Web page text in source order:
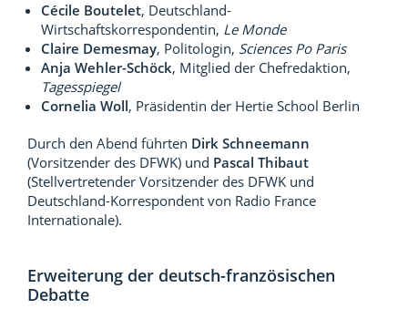
Cécile Boutelet, Deutschland-
Wirtschaftskorrespondentin, Le Monde
Claire Demesmay, Politologin, Sciences Po Paris
Anja Wehler-Schöck, Mitglied der Chefredaktion,
Tagesspiegel
Cornelia Woll, Präsidentin der Hertie School Berlin
Durch den Abend führten Dirk Schneemann
(Vorsitzender des DFWK) und Pascal Thibaut
(Stellvertretender Vorsitzender des DFWK und
Deutschland-Korrespondent von Radio France
Internationale).
Erweiterung der deutsch-französischen
Debatte